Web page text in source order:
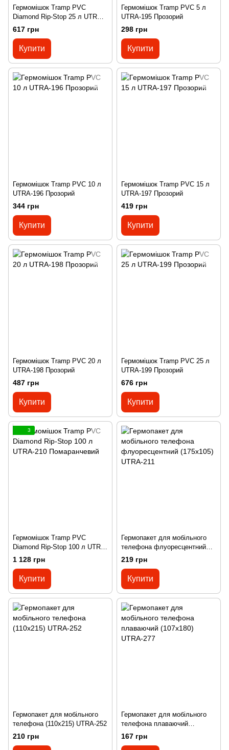
Гермомішок Tramp PVC
Diamond Rip-Stop 25 л UTRA-
118 Помаранчевий
617 грн
Купити
Гермомішок Tramp PVC 5 л
UTRA-195 Прозорий
298 грн
Купити
Гермомішок Tramp PVC 10 л
UTRA-196 Прозорий
344 грн
Купити
Гермомішок Tramp PVC 15 л
UTRA-197 Прозорий
419 грн
Купити
Гермомішок Tramp PVC 20 л
UTRA-198 Прозорий
487 грн
Купити
Гермомішок Tramp PVC 25 л
UTRA-199 Прозорий
676 грн
Купити
3
Гермомішок Tramp PVC
Diamond Rip-Stop 100 л UTRA-
210 Помаранчевий
1 128 грн
Купити
Гермопакет для мобільного
телефона флуоресцентний
(175х105) UTRA-211
219 грн
Купити
Гермопакет для мобільного
телефона (110х215) UTRA-252
210 грн
Гермопакет для мобільного
телефона плаваючий
(107х180) UTRA-277
167 грн